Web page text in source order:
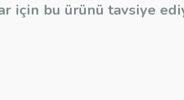
için bu ürünü tavsiye